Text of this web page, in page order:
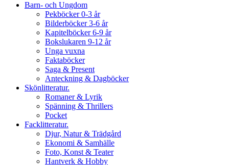
Barn- och Ungdom
Pekböcker 0-3 år
Bilderböcker 3-6 år
Kapitelböcker 6-9 år
Bokslukaren 9-12 år
Unga vuxna
Faktaböcker
Saga & Present
Anteckning & Dagböcker
Skönlitteratur.
Romaner & Lyrik
Spänning & Thrillers
Pocket
Facklitteratur.
Djur, Natur & Trädgård
Ekonomi & Samhälle
Foto, Konst & Teater
Hantverk & Hobby